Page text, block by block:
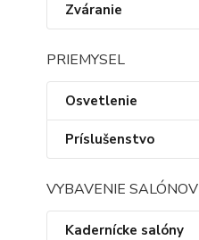
Zváranie
PRIEMYSEL
Osvetlenie
Príslušenstvo
VYBAVENIE SALÓNOV
Kadernícke salóny